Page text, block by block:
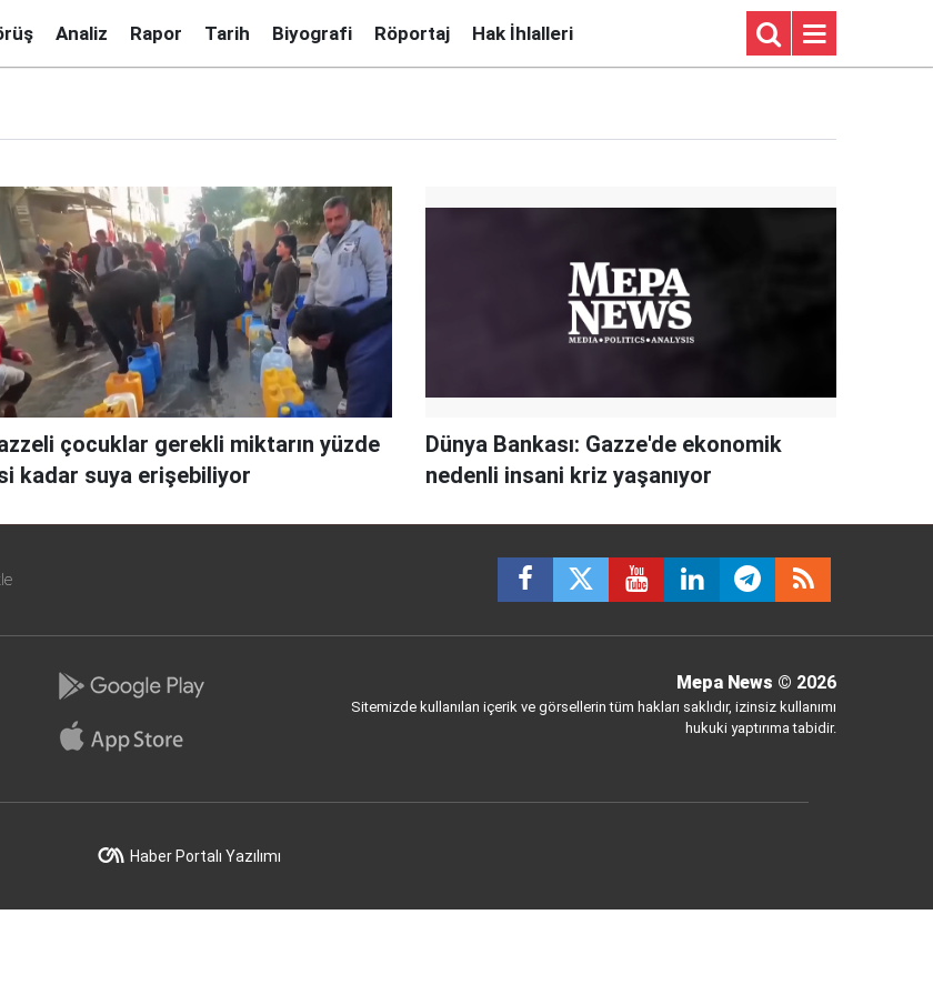
Analiz Rapor Tarih Biyografi Röportaj Hak İhlalleri
çocuklar gerekli miktarın yüzde
kadar suya erişebiliyor
Dünya Bankası: Gazze'de ekonomik
nedenli insani kriz yaşanıyor
Mepa News © 2026
Sitemizde kullanılan içerik ve görsellerin tüm hakları saklıdır, izinsiz kullanımı
hukuki yaptırıma tabidir.
Haber Portalı Yazılımı